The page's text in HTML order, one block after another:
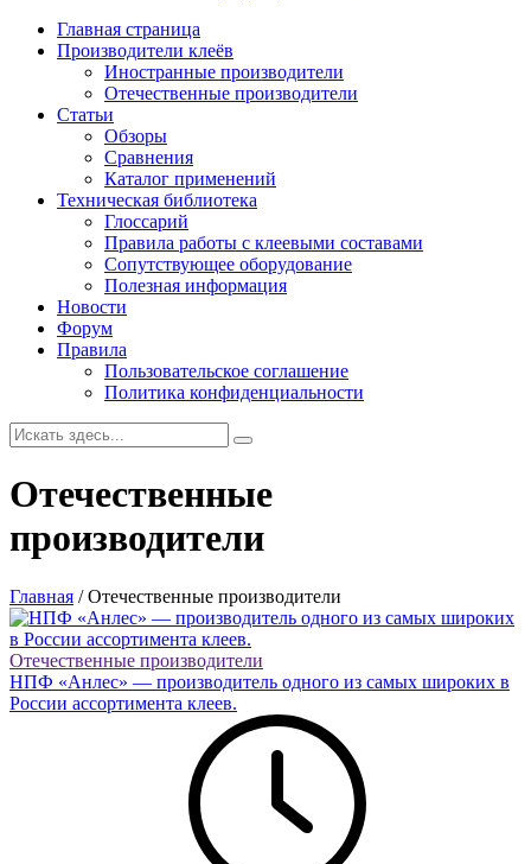
Главная страница
Производители клеёв
Иностранные производители
Отечественные производители
Статьи
Обзоры
Сравнения
Каталог применений
Техническая библиотека
Глоссарий
Правила работы с клеевыми составами
Сопутствующее оборудование
Полезная информация
Новости
Форум
Правила
Пользовательское соглашение
Политика конфиденциальности
Отечественные
производители
Главная / Отечественные производители
Отечественные производители
НПФ «Анлес» — производитель одного из самых широких в
России ассортимента клеев.